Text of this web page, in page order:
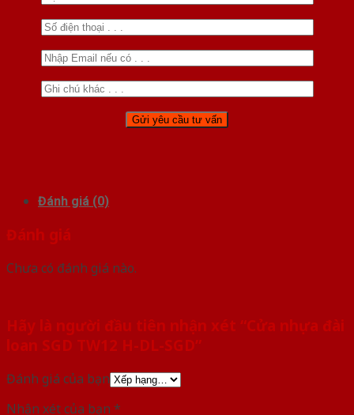
Đánh giá (0)
Đánh giá
Chưa có đánh giá nào.
Hãy là người đầu tiên nhận xét “Cửa nhựa đài
loan SGD TW12 H-DL-SGD”
Đánh giá của bạn
Nhận xét của bạn *